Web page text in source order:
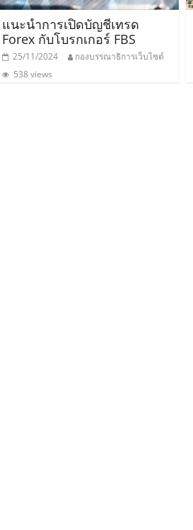
แนะนำการเปิดบัญชีเทรด
Forex กับโบรกเกอร์ FBS
25/11/2024
กองบรรณาธิการเว็บไซต์
538 views